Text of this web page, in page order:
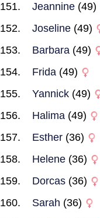
Jeannine (49)
Joseline (49)
Barbara (49)
Frida (49)
Yannick (49)
Halima (49)
Esther (36)
Helene (36)
Dorcas (36)
Sarah (36)